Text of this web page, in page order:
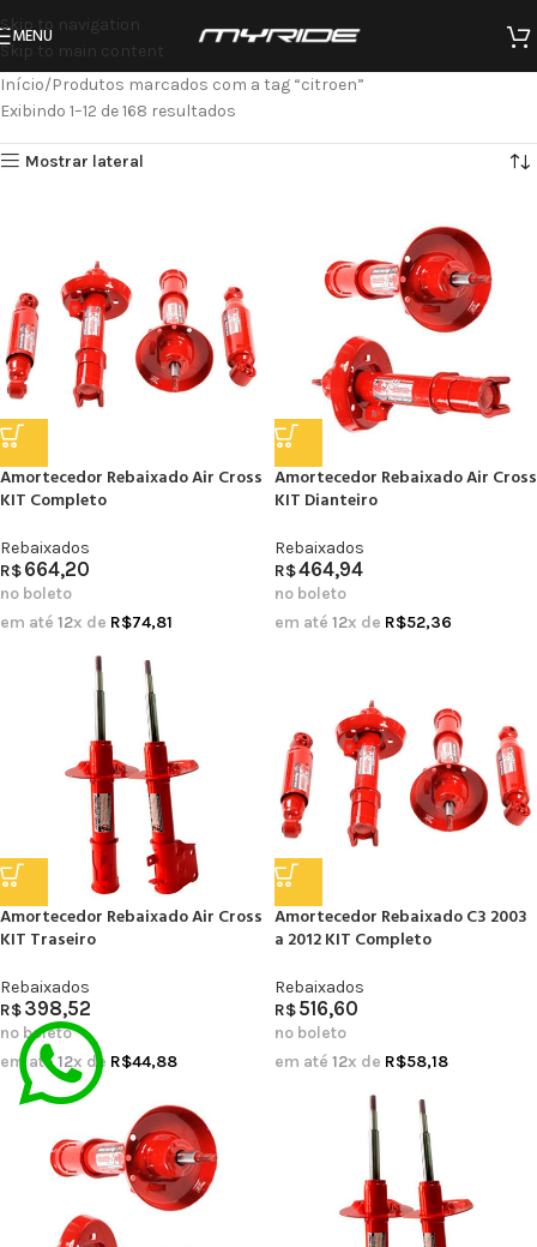
Skip to navigation
Skip to main content
MENU
Início Produtos marcados com a tag “citroen”
Exibindo 1–12 de 168 resultados
Mostrar lateral
Amortecedor Rebaixado Air Cross
KIT Completo
Rebaixados
R$664,20
no boleto
em até 12x de R$74,81
Amortecedor Rebaixado Air Cross
KIT Dianteiro
Rebaixados
R$464,94
no boleto
em até 12x de R$52,36
Amortecedor Rebaixado Air Cross
KIT Traseiro
Rebaixados
R$398,52
no boleto
em até12x de R$44,88
Amortecedor Rebaixado C3 2003
a 2012 KIT Completo
Rebaixados
R$516,60
no boleto
em até 12x de R$58,18